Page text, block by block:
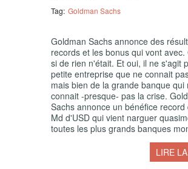
Tag: Goldman Sachs
Goldman Sachs annonce des
records et les bonus qui vont avec.
si de rien n'était. Et oui, il ne s'agit
petite entreprise que ne connait
mais bien de la grande banque qui
connait -presque- pas la crise.
Sachs annonce un bénéfice record
Md d'USD qui vient narguer
toutes les plus grands banques
LIRE